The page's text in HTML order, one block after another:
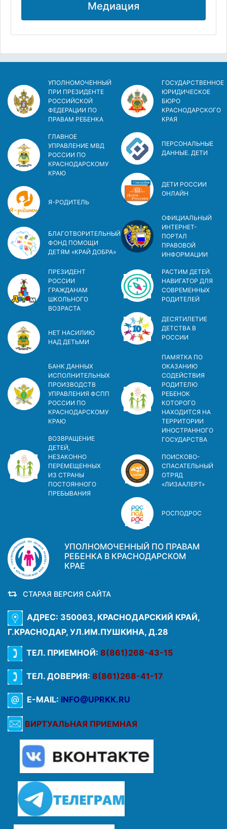
Медиация
УПОЛНОМОЧЕННЫЙ
ПРИ ПРЕЗИДЕНТЕ
РОССИЙСКОЙ
ФЕДЕРАЦИИ ПО
ПРАВАМ РЕБЕНКА
ГЛАВНОЕ
УПРАВЛЕНИЕ МВД
РОССИИ ПО
КРАСНОДАРСКОМУ
КРАЮ
Я-РОДИТЕЛЬ
БЛАГОТВОРИТЕЛЬНЫЙ
ФОНД ПОМОЩИ
ДЕТЯМ «КРАЙ ДОБРА»
ПРЕЗИДЕНТ
РОССИИ
ГРАЖДАНАМ
ШКОЛЬНОГО
ВОЗРАСТА
НЕТ НАСИЛИЮ
НАД ДЕТЬМИ
БАНК ДАННЫХ
ИСПОЛНИТЕЛЬНЫХ
ПРОИЗВОДСТВ
УПРАВЛЕНИЯ ФСПП
РОССИИ ПО
КРАСНОДАРСКОМУ
КРАЮ
ВОЗВРАЩЕНИЕ
ДЕТЕЙ,
НЕЗАКОННО
ПЕРЕМЕЩЕННЫХ
ИЗ СТРАНЫ
ПОСТОЯННОГО
ПРЕБЫВАНИЯ
ГОСУДАРСТВЕННОЕ
ЮРИДИЧЕСКОЕ
БЮРО
КРАСНОДАРСКОГО
КРАЯ
ПЕРСОНАЛЬНЫЕ
ДАННЫЕ. ДЕТИ
ДЕТИ РОССИИ
ОНЛАЙН
ОФИЦИАЛЬНЫЙ
ИНТЕРНЕТ-
ПОРТАЛ
ПРАВОВОЙ
ИНФОРМАЦИИ
РАСТИМ ДЕТЕЙ.
НАВИГАТОР ДЛЯ
СОВРЕМЕННЫХ
РОДИТЕЛЕЙ
ДЕСЯТИЛЕТИЕ
ДЕТСТВА В
РОСCИИ
ПАМЯТКА ПО
ОКАЗАНИЮ
СОДЕЙСТВИЯ
РОДИТЕЛЮ
РЕБЕНОК
КОТОРОГО
НАХОДИТСЯ НА
ТЕРРИТОРИИ
ИНОСТРАННОГО
ГОСУДАРСТВА
ПОИСКОВО-
СПАСАТЕЛЬНЫЙ
ОТРЯД
«ЛИЗААЛЕРТ»
РОСПОДРОС
УПОЛНОМОЧЕННЫЙ ПО ПРАВАМ
РЕБЕНКА В КРАСНОДАРСКОМ
КРАЕ
СТАРАЯ ВЕРСИЯ САЙТА
АДРЕС: 350063, КРАСНОДАРСКИЙ КРАЙ,
Г.КРАСНОДАР, УЛ.ИМ.ПУШКИНА, Д.28
ТЕЛ. ПРИЕМНОЙ: 8(861)268-43-15
ТЕЛ. ДОВЕРИЯ: 8(861)268-41-17
E-MAIL: INFO@UPRKK.RU
ВИРТУАЛЬНАЯ ПРИЕМНАЯ